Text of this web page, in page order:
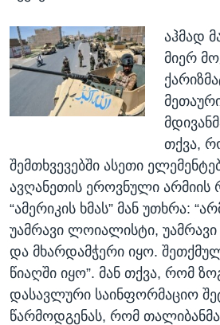
აჰმად
მიერ
თქვა,
შემთხვევებში ასეთი
ავღანეთის ეროვნული არმიის
“ამერიკის ხმას” მან უთხრა:
უამრავი ლოიალისტი,
და მხარდამჭერი იყო.
წიაღში იყო”. მან თქვა, რომ
დასავლური საინფორმაციო
წარმოდგენას, რომ